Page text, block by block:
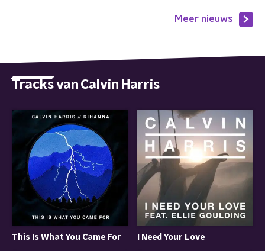
Meer nieuws
Tracks van Calvin Harris
This Is What You Came For I Need Your Love